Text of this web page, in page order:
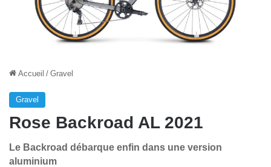
Accueil / Gravel
Gravel
Rose Backroad AL 2021
Le Backroad débarque enfin dans une version
aluminium